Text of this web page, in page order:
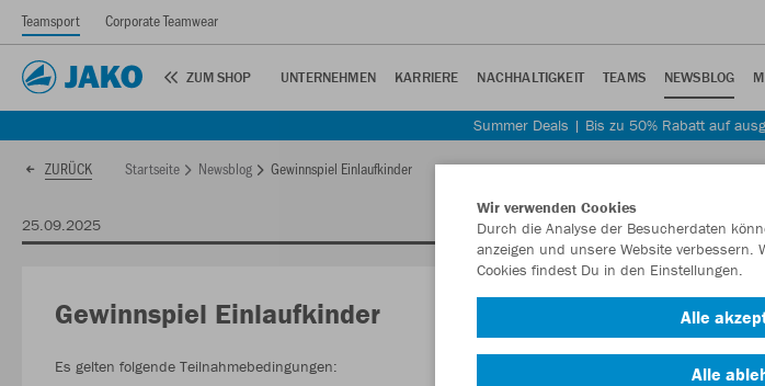
Teamsport Corporate Teamwear
ZUM SHOP UNTERNEHMEN KARRIERE NACHHALTIGKEIT TEAMS NEWSBLOG
Summer Deals | Bis zu 50% Rabatt auf
ZURÜCK Startseite Newsblog Gewinnspiel Einlaufkinder
25.09.2025
Gewinnspiel Einlaufkinder
Es gelten folgende Teilnahmebedingungen:
Wir verwenden Cookies
Durch die Analyse der Besucherdaten
anzeigen und unsere Website verbessern.
Cookies findest Du in den Einstellungen.
Alle
Alle